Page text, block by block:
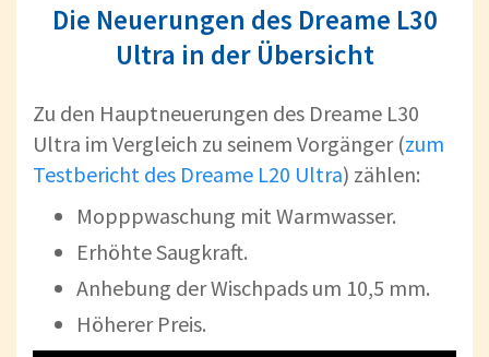
Die Neuerungen des Dreame L30
Ultra in der Übersicht
Zu den Hauptneuerungen des Dreame L30
Ultra im Vergleich zu seinem Vorgänger (zum
Testbericht des Dreame L20 Ultra) zählen:
Mopppwaschung mit Warmwasser.
Erhöhte Saugkraft.
Anhebung der Wischpads um 10,5 mm.
Höherer Preis.